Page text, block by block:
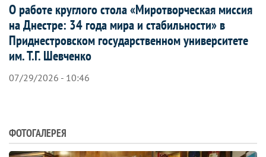
О работе круглого стола «Миротворческая миссия
на Днестре: 34 года мира и стабильности» в
Приднестровском государственном университете
им. Т.Г. Шевченко
07/29/2026 - 10:46
ФОТОГАЛЕРЕЯ